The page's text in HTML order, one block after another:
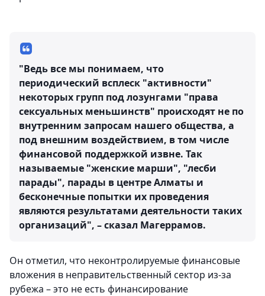
"Ведь все мы понимаем, что
периодический всплеск "активности"
некоторых групп под лозунгами "права
сексуальных меньшинств" происходят не по
внутренним запросам нашего общества, а
под внешним воздействием, в том числе
финансовой поддержкой извне. Так
называемые "женские марши", "лесби
парады", парады в центре Алматы и
бесконечные попытки их проведения
являются результатами деятельности таких
организаций", – сказал Магеррамов.
Он отметил, что неконтролируемые финансовые
вложения в неправительственный сектор из-за
рубежа – это не есть финансирование